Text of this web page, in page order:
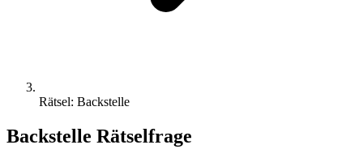
Rätsel: Backstelle
Backstelle Rätselfrage